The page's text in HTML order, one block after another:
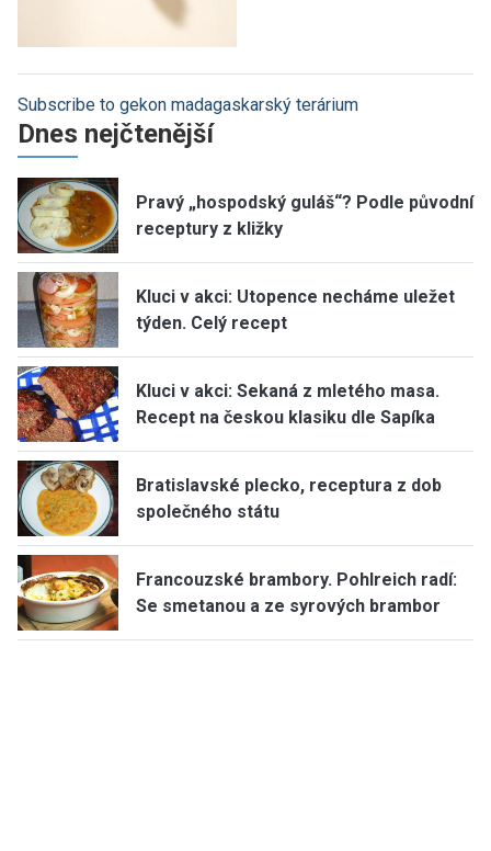
Subscribe to gekon madagaskarský terárium
Dnes nejčtenější
Pravý „hospodský guláš“? Podle původní
receptury z kližky
Kluci v akci: Utopence necháme uležet
týden. Celý recept
Kluci v akci: Sekaná z mletého masa.
Recept na českou klasiku dle Sapíka
Bratislavské plecko, receptura z dob
společného státu
Francouzské brambory. Pohlreich radí:
Se smetanou a ze syrových brambor